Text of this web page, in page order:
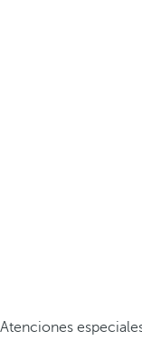
Atenciones